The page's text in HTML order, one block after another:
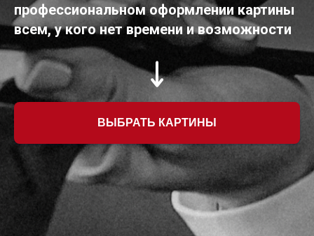
профессиональном оформлении картины
всем, у кого нет времени и возможности
ВЫБРАТЬ КАРТИНЫ